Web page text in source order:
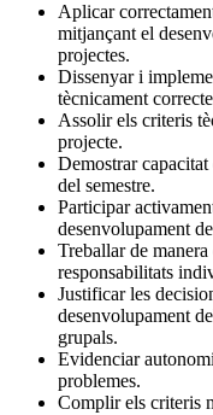
Aplicar
mitjançant el
projectes.
Dissenyar i
tècnicament
Assolir els criteris
projecte.
Demostrar
del semestre.
Participar
desenvolupament
Treballar de
responsabilitats
Justificar les
desenvolupament
grupals.
Evidenciar
problemes.
Complir els criteris